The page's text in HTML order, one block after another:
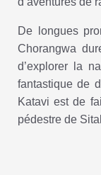
De longues
Chorangwa
d’explorer la
fantastique de
Katavi est de
pédestre de